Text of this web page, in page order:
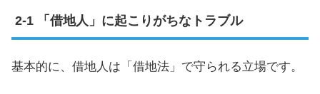
「借地人」に起こりがちなトラブル
基本的に、借地人は「借地法」で守られる立場です。